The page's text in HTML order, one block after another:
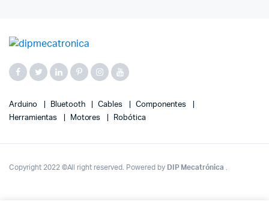
Arduino Bluetooth Cables
Componentes
Herramientas
Motores Robótica
Copyright 2022 ©All right reserved. Powered by DIP Mecatrónica